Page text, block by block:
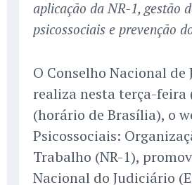
aplicação da NR-1, gestão
psicossociais e prevenção
O Conselho Nacional de
realiza nesta terça-feira
(horário de Brasília), o
Psicossociais:
Trabalho (NR-1),
Nacional do Judiciário